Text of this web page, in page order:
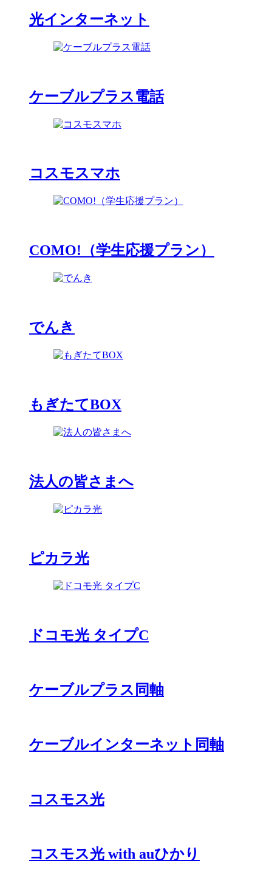
光インターネット
ケーブルプラス電話
コスモスマホ
COMO!（学生応援プラン）
でんき
もぎたてBOX
法人の皆さまへ
ピカラ光
ドコモ光 タイプC
ケーブルプラス同軸
ケーブルインターネット同軸
コスモス光
コスモス光 with auひかり